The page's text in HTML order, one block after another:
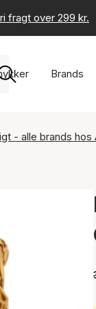
fragt over 299 kr.
Brands
- alle brands hos